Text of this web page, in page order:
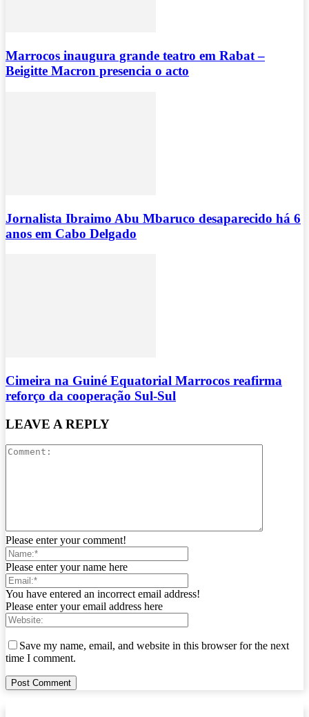
Marrocos inaugura grande teatro em Rabat –
Beigitte Macron presencia o acto
Jornalista Ibraimo Abu Mbaruco desaparecido há 6
anos em Cabo Delgado
Cimeira na Guiné Equatorial Marrocos reafirma
reforço da cooperação Sul-Sul
LEAVE A REPLY
Please enter your comment!
Please enter your name here
You have entered an incorrect email address!
Please enter your email address here
Save my name, email, and website in this browser for the next
time I comment.